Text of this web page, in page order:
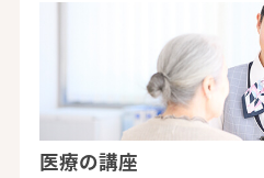
医療の講座